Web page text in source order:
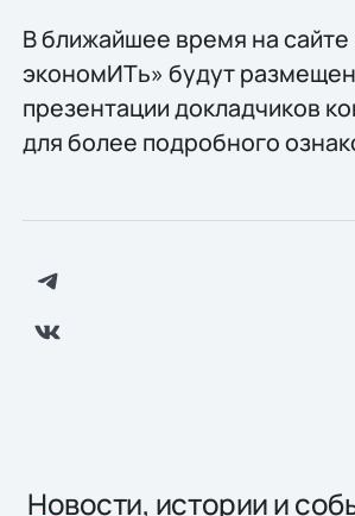
В ближайшее время на
экономИТь» будут
презентации докладчиков
для более подробного
Новости, истории и